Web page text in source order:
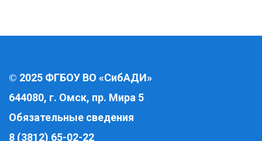
© 2025 ФГБОУ ВО «СибАДИ»
644080, г. Омск, пр. Мира 5
Обязательные сведения
8 (3812) 65-02-22